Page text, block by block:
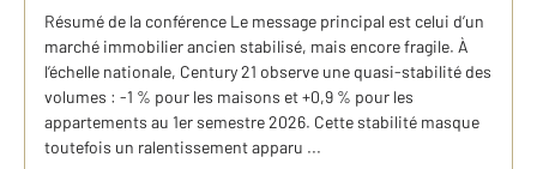
Résumé de la conférence Le message principal est celui d’un
marché immobilier ancien stabilisé, mais encore fragile. À
l’échelle nationale, Century 21 observe une quasi-stabilité des
volumes : -1 % pour les maisons et +0,9 % pour les
appartements au 1er semestre 2026. Cette stabilité masque
toutefois un ralentissement apparu ...